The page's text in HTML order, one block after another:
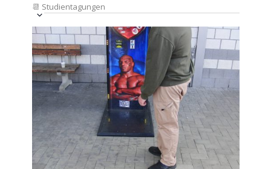
📆 Studientagungen
Ansichten-
Navigation
Veranstaltung
Ansichten-
Navigation
auswählen.
List
of
Veranstaltungen
in
Photo
View